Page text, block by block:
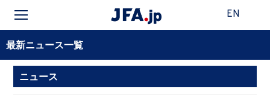
EN
最新ニュース一覧
ニュース